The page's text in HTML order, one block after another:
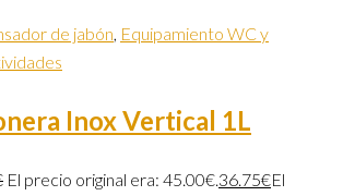
de jabón, Equipamiento WC y
Inox Vertical 1L
El precio original era: 45.00€.36.75€El